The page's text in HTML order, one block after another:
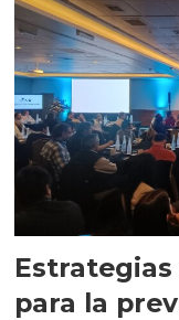
para la